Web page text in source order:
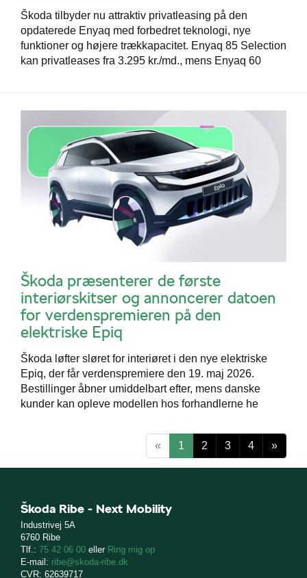
Škoda tilbyder nu attraktiv privatleasing på den
opdaterede Enyaq med forbedret teknologi, nye
funktioner og højere trækkapacitet. Enyaq 85 Selection
kan privatleases fra 3.295 kr./md., mens Enyaq 60
Škoda præsenterer de første
interiørskitser og annoncerer datoen
for verdenspremieren på den
elektriske Epiq
Škoda løfter sløret for interiøret i den nye elektriske
Epiq, der får verdenspremiere den 19. maj 2026.
Bestillinger åbner umiddelbart efter, mens danske
kunder kan opleve modellen hos forhandlerne he
« 1 2 3 4 »
Škoda Ribe - Next Mobility
Industrivej 5A
6760 Ribe
Tlf.: 75 42 06 00 eller Ring mig op
E-mail: ribe@skoda-ribe.dk
CVR: 62639717